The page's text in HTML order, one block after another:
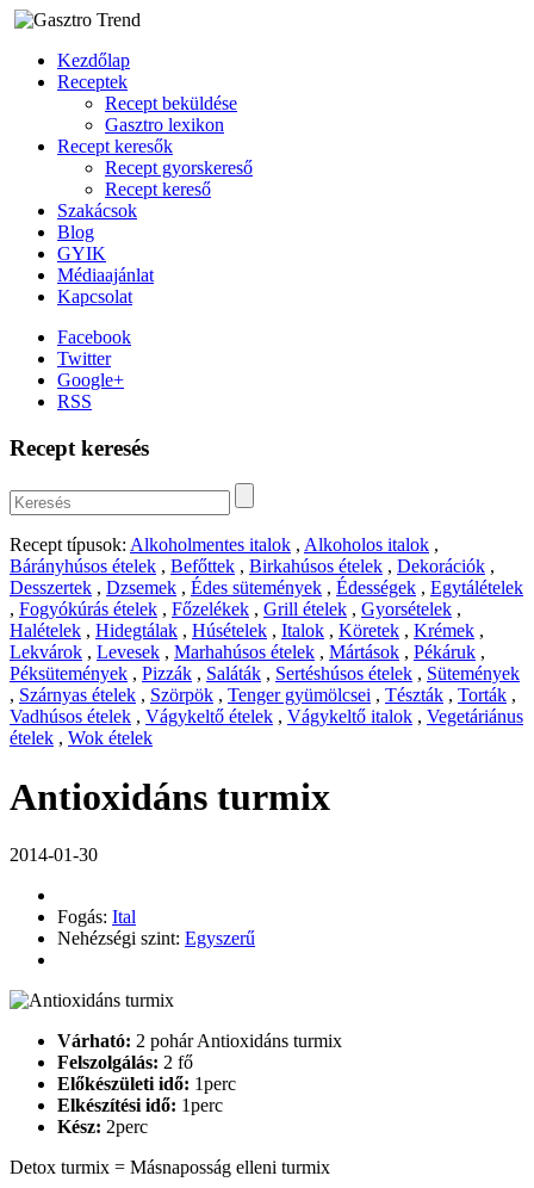
Kezdőlap
Receptek
Recept beküldése
Gasztro lexikon
Recept keresők
Recept gyorskereső
Recept kereső
Szakácsok
Blog
GYIK
Médiaajánlat
Kapcsolat
Facebook
Twitter
Google+
RSS
Recept keresés
Recept típusok: Alkoholmentes italok , Alkoholos italok ,
Bárányhúsos ételek , Befőttek , Birkahúsos ételek , Dekorációk ,
Desszertek , Dzsemek , Édes sütemények , Édességek , Egytálételek
, Fogyókúrás ételek , Főzelékek , Grill ételek , Gyorsételek ,
Halételek , Hidegtálak , Húsételek , Italok , Köretek , Krémek ,
Lekvárok , Levesek , Marhahúsos ételek , Mártások , Pékáruk ,
Péksütemények , Pizzák , Saláták , Sertéshúsos ételek , Sütemények
, Szárnyas ételek , Szörpök , Tenger gyümölcsei , Tészták , Torták ,
Vadhúsos ételek , Vágykeltő ételek , Vágykeltő italok , Vegetáriánus
ételek , Wok ételek
Antioxidáns turmix
2014-01-30
Fogás: Ital
Nehézségi szint: Egyszerű
Várható: 2 pohár Antioxidáns turmix
Felszolgálás: 2 fő
Előkészületi idő: 1perc
Elkészítési idő: 1perc
Kész: 2perc
Detox turmix = Másnaposság elleni turmix